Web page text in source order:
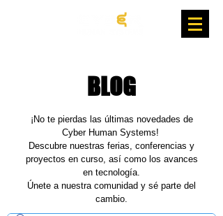
BLOG
¡No te pierdas las últimas novedades de
Cyber Human Systems!
Descubre nuestras ferias, conferencias y
proyectos en curso, así como los avances
en tecnología.
Únete a nuestra comunidad y sé parte del
cambio.